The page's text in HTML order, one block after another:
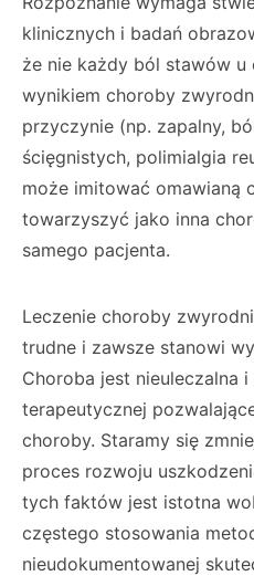
klinicznych i badań
że nie każdy ból stawów u
wynikiem choroby
przyczynie (np. zapalny,
ścięgnistych, polimialgia
może imitować omawianą
towarzyszyć jako inna
samego pacjenta.
Leczenie choroby
trudne i zawsze stanowi
Choroba jest nieuleczalna
terapeutycznej
choroby. Staramy się
proces rozwoju
tych faktów jest istotna
częstego stosowania
nieudokumentowanej